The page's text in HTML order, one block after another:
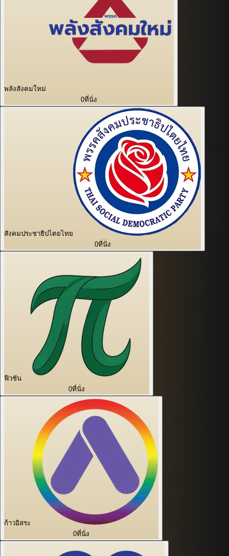
พลังสังคมใหม่
0ที่นั่ง
สังคมประชาธิปไตยไทย
0ที่นั่ง
ฟิวชัน
0ที่นั่ง
ก้าวอิสระ
0ที่นั่ง